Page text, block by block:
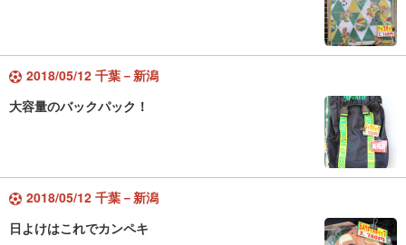
2018/05/12 千葉－新潟
大容量のバックパック！
2018/05/12 千葉－新潟
日よけはこれでカンペキ